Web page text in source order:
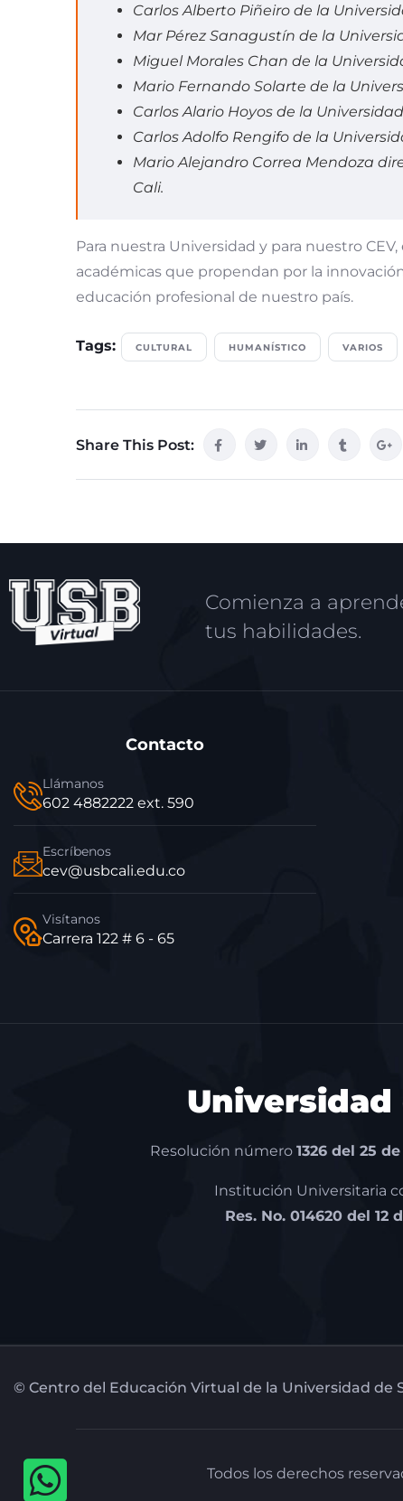
Carlos Alberto Piñeiro de la
Mar Pérez Sanagustín de la
Miguel Morales Chan de la
Mario Fernando Solarte de la
Carlos Alario Hoyos de la
Carlos Adolfo Rengifo de la
Mario Alejandro Correa Mendoza
Cali.
Para nuestra Universidad y para nuestro
académicas que propendan por la
educación profesional de nuestro país.
Tags: CULTURAL HUMANÍSTICO VARIOS
Share This Post:
Comienza a
tus habilidades.
Contacto
Llámanos
602 4882222 ext. 590
Escríbenos
cev@usbcali.edu.co
Visítanos
Carrera 122 # 6 - 65
Universidad
Resolución número 1326 del 25
Institución Universitaria
Res. No. 014620 del 12
© Centro del Educación Virtual de la Universidad de
Todos los derechos